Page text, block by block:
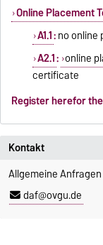
Online Placement
A1.1:noonline
A2.1: online
certificate
Register herefor the
Kontakt
Allgemeine Anfragen
daf@ovgu.de